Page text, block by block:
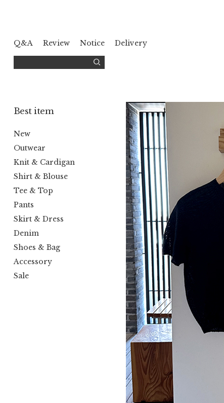
Q&A Review Notice Delivery
Best item
New
Outwear
Knit & Cardigan
Shirt & Blouse
Tee & Top
Pants
Skirt & Dress
Denim
Shoes & Bag
Accessory
Sale